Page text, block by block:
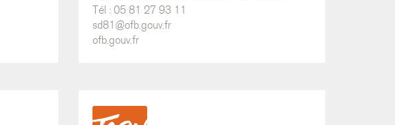
Tél : 05 81 27 93 11
sd81@ofb.gouv.fr
ofb.gouv.fr